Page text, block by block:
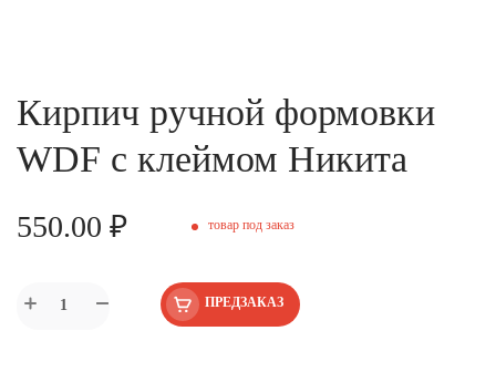
Кирпич ручной формовки
WDF с клеймом Никита
550.00 ₽ товар под заказ
ПРЕДЗАКАЗ